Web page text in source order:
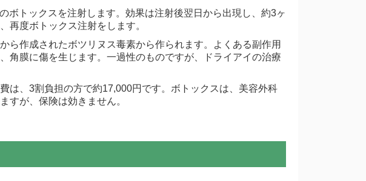
ボトックスを注射します。効果は注射後翌日から出現し、約3ヶ
再度ボトックス注射をします。
ら作成されたボツリヌス毒素から作られます。よくある副作用
角膜に傷を生じます。一過性のものですが、ドライアイの治療
は、3割負担の方で約17,000円です。ボトックスは、美容外科
すが、保険は効きません。